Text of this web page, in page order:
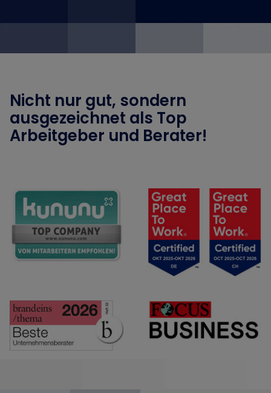
Nicht nur gut, sondern
ausgezeichnet als Top
Arbeitgeber und Berater!